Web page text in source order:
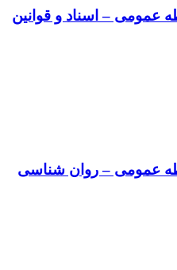
عمومی – اسناد و قوانین
عمومی – روان شناسی